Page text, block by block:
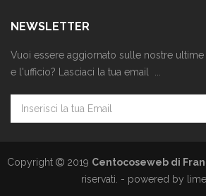
NEWSLETTER
Vuoi essere aggiornato sulle nostre
e l'ufficio? Lasciaci la tua email ...
Copyright 2019 Centocoseweb di
riservati. - powered by